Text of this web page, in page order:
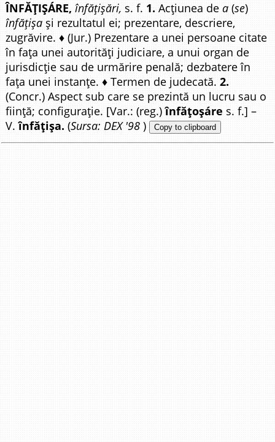
ÎNFĂȚIȘÁRE, înfățișări, s. f. 1. Acțiunea dea (se)
înfățișa și rezultatul ei; prezentare, descriere,
zugrăvire. ♦ (Jur.) Prezentare a unei persoane citate
în fața unei autorități judiciare, a unui organ de
jurisdicție sau de urmărire penală; dezbatere în
fața unei instanțe. ♦ Termen de judecată.2.
(Concr.) Aspect sub care se prezintă un lucru sau o
ființă; configurație. [Var.: (reg.)înfățoșáre s. f.] –
V.înfățișa. (Sursa: DEX '98 ) Copy to clipboard